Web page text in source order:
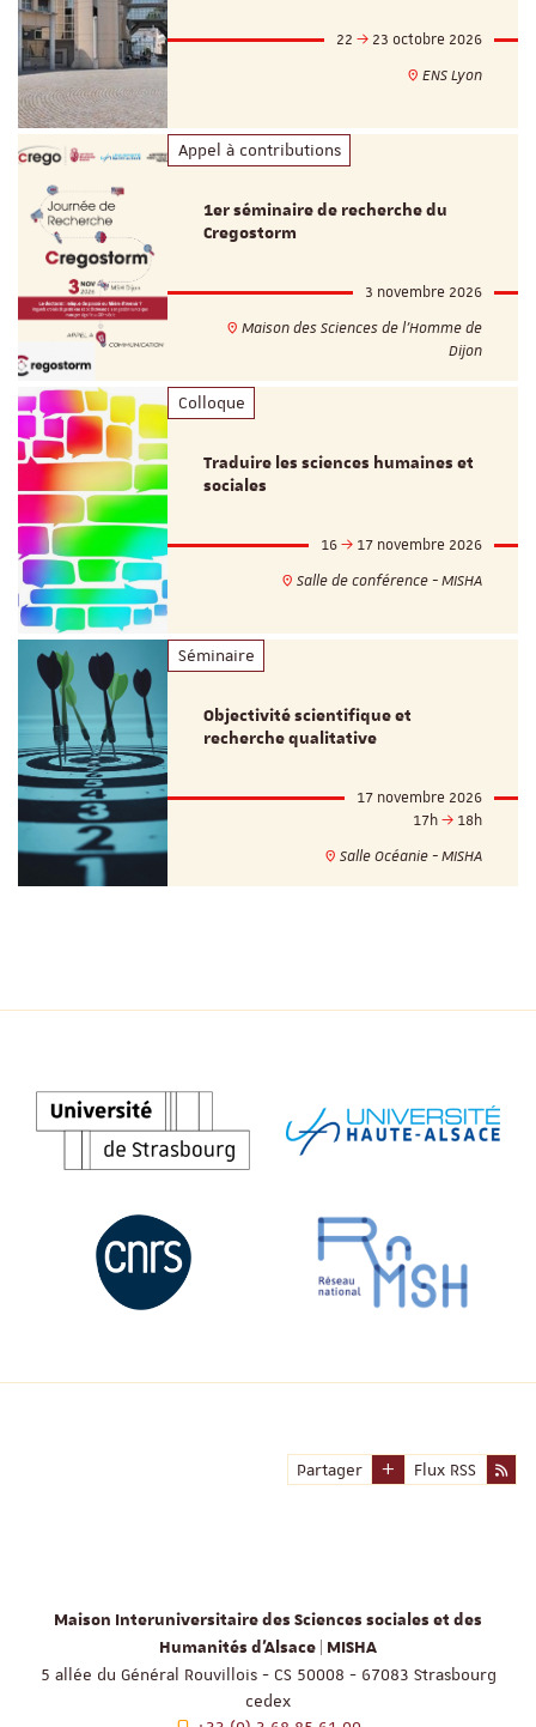
22
23 octobre 2026
ENS Lyon
Appel à contributions
1er séminaire de recherche du
Cregostorm
3 novembre 2026
Maison des Sciences de l'Homme de
Dijon
Colloque
Traduire les sciences humaines et
sociales
16
17 novembre 2026
Salle de conférence - MISHA
Séminaire
Objectivité scientifique et
recherche qualitative
17 novembre 2026
17h
18h
Salle Océanie - MISHA
Partager Flux RSS
Maison Interuniversitaire des Sciences sociales et des
Humanités d'Alsace | MISHA
5 allée du Général Rouvillois - CS 50008 - 67083 Strasbourg
cedex